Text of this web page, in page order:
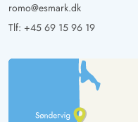
romo@esmark.dk
Tlf: +45 69 15 96 19